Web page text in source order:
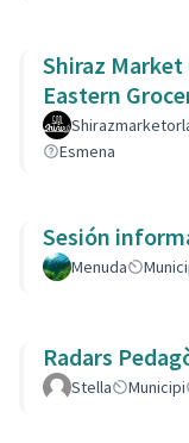
Shiraz
Eastern
Esmena
Sesión
Menuda
Radars
Stella Municipi